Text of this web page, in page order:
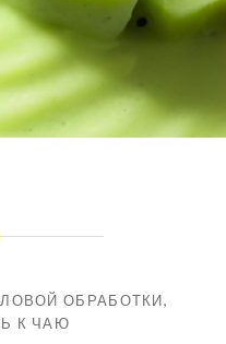
ОБРАБОТКИ,
К ЧАЮ